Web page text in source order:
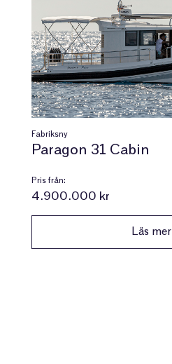
Fabriksny
Paragon 31 Cabin
Pris från:
4.900.000 kr
Läs mer